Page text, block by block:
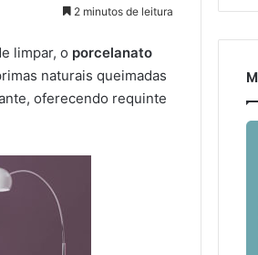
2 minutos de leitura
limpar, o porcelanato
naturais queimadas
oferecendo requinte